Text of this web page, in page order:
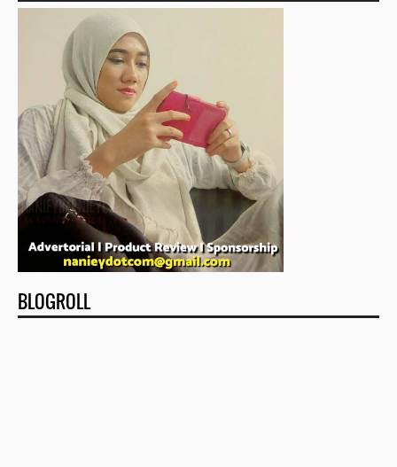
BLOGROLL